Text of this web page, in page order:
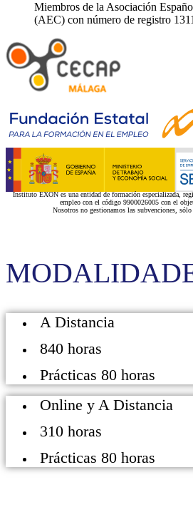
Miembros de la Asociación
(AEC) con número de registro
Instituto EXON es una entidad de formación especializada,
empleo con el código 9900026005 con el
Nosotros no gestionamos las subvenciones,
A Distancia
840 horas
Prácticas 80 horas
Online y A Distancia
310 horas
Prácticas 80 horas